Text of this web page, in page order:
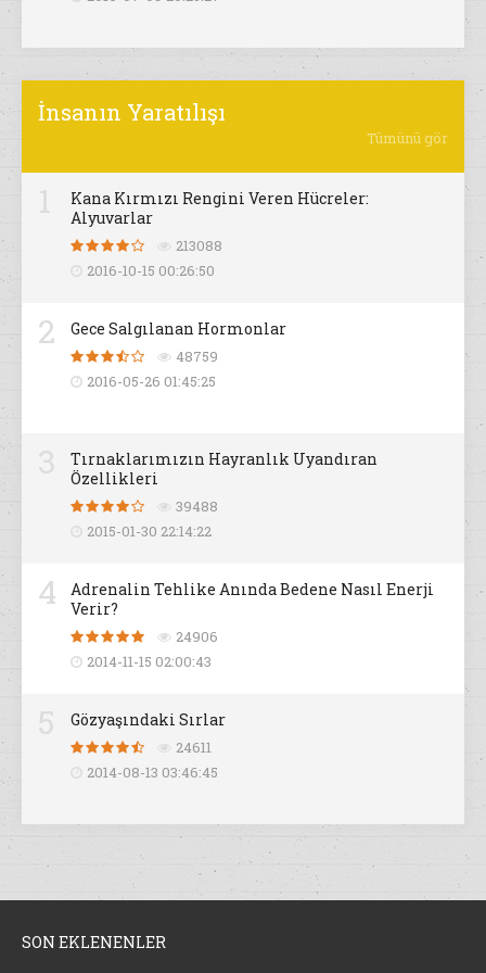
İnsanın Yaratılışı
Tümünü gör
Kana Kırmızı Rengini Veren Hücreler:
Alyuvarlar
213088
2016-10-15 00:26:50
2 Gece Salgılanan Hormonlar
48759
2016-05-26 01:45:25
Tırnaklarımızın Hayranlık Uyandıran
Özellikleri
39488
2015-01-30 22:14:22
4
Adrenalin Tehlike Anında Bedene Nasıl Enerji
Verir?
24906
2014-11-15 02:00:43
Gözyaşındaki Sırlar
24611
2014-08-13 03:46:45
SON EKLENENLER